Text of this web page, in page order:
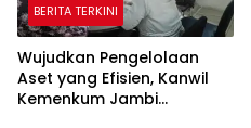
BERITA TERKINI
Wujudkan Pengelolaan
Aset yang Efisien, Kanwil
Kemenkum Jambi